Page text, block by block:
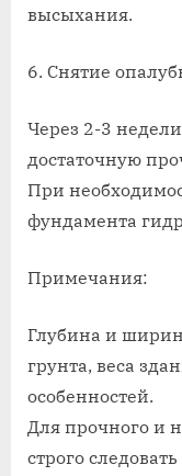
высыхания.
6. Снятие
Через 2-3
достаточную
При
фундамента
Примечания:
Глубина и
грунта, веса
особенностей.
Для прочного и
строго